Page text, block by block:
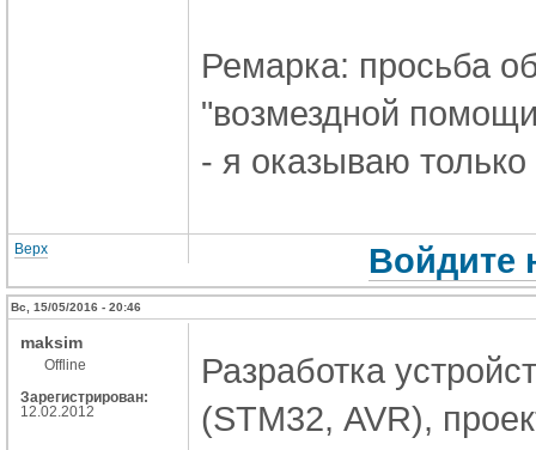
Ремарка: просьба
"возмездной
- я оказываю
Верх Войдите
Вс, 15/05/2016 - 20:46
maksim
Offline
Зарегистрирован:
12.02.2012
Разработка
(STM32, AVR),